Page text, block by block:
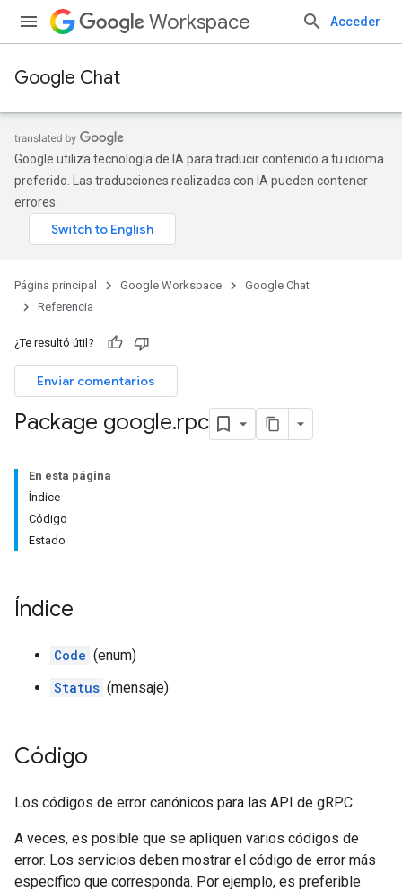
Workspace Acceder
Google Chat
Google utiliza tecnología de IA para traducir contenido a tu idioma
preferido. Las traducciones realizadas con IA pueden contener
errores.
Página principal Google Workspace
Google Chat
Referencia
¿Te resultó útil?
Enviar comentarios
Package google.rpc
En esta página
Índice
Código
Estado
Índice
Code (enum)
Status (mensaje)
Código
Los códigos de error canónicos para las API de gRPC.
A veces, es posible que se apliquen varios códigos de
error. Los servicios deben mostrar el código de error más
específico que corresponda. Por ejemplo, es preferible